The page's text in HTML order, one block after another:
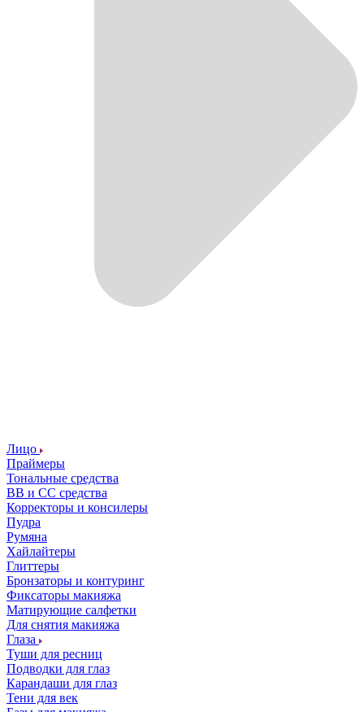
Лицо
Праймеры
Тональные средства
ВВ и СС средства
Корректоры и консилеры
Пудра
Румяна
Хайлайтеры
Глиттеры
Бронзаторы и контуринг
Фиксаторы макияжа
Матирующие салфетки
Для снятия макияжа
Глаза
Туши для ресниц
Подводки для глаз
Карандаши для глаз
Тени для век